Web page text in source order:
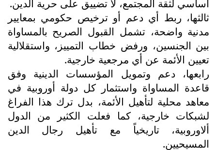
أساسي لثقة المجتمع، لا تضييق على حرية الدين.
ثالثها، ربط أي دعم أو ترخيص حكومي بمعايير
مدنية واضحة، تشمل القبول الصريح بالمساواة
بين الجنسين، ورفض خطاب التمييز، واستقلالية
تعيين الأئمة عن أي مرجعية خارجية.
رابعها، دعم وتمويل المؤسسات الدينية وفق
قاعدة المساواة واستثمار كل دولة أوروبية في
معاهد محلية لتأهيل الأئمة، بدل ترك هذا الفراغ
لشبكات خارجية، كما فعلت الكثير من الدول
ألاوروبية، تاريخياً مع تأهيل رجال الدين
المسيحيين.